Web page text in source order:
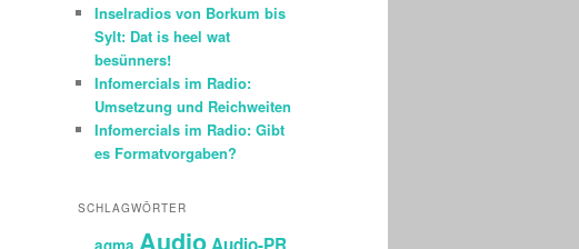
Inselradios von Borkum bis
Sylt: Dat is heel wat
besünners!
Infomercials im Radio:
Umsetzung und Reichweiten
Infomercials im Radio: Gibt
es Formatvorgaben?
SCHLAGWÖRTER
Audio